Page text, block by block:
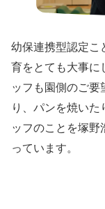
幼保連携型認定こ
育をとても大事に
ッフも園側のご
り、パンを焼い
ッフのことを塚
っています。